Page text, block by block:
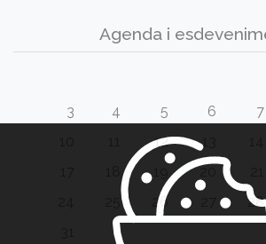
Agenda i
3
4 5 6 7
12 13
20
26 28